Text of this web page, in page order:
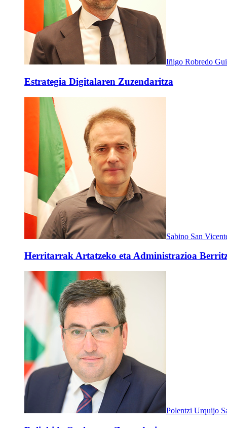
Iñigo Robredo
Estrategia Digitalaren Zuzendaritza
Sabino San
Herritarrak Artatzeko eta Administrazioa
Polentzi Urquijo